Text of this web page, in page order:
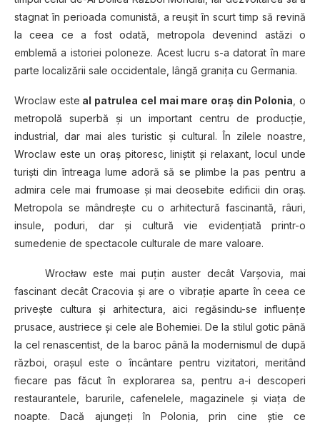
stagnat în perioada comunistă, a reuşit în scurt timp să revină
la ceea ce a fost odată, metropola devenind astăzi o
emblemă a istoriei poloneze. Acest lucru s-a datorat în mare
parte localizării sale occidentale, lângă graniţa cu Germania.
Wroclaw este al patrulea cel mai mare oraş din Polonia , o
metropolă superbă şi un important centru de producţie,
industrial, dar mai ales turistic şi cultural. În zilele noastre,
Wroclaw este un oraş pitoresc, liniştit şi relaxant, locul unde
turişti din întreaga lume adoră să se plimbe la pas pentru a
admira cele mai frumoase şi mai deosebite edificii din oraş.
Metropola se mândreşte cu o arhitectură fascinantă, râuri,
insule, poduri, dar şi cultură vie evidenţiată printr-o
sumedenie de spectacole culturale de mare valoare.
Wrocław este mai puţin auster decât Varşovia, mai
fascinant decât Cracovia şi are o vibraţie aparte în ceea ce
priveşte cultura şi arhitectura, aici regăsindu-se influenţe
prusace, austriece şi cele ale Bohemiei. De la stilul gotic până
la cel renascentist, de la baroc până la modernismul de după
război, oraşul este o încântare pentru vizitatori, meritând
fiecare pas făcut în explorarea sa, pentru a-i descoperi
restaurantele, barurile, cafenelele, magazinele şi viaţa de
noapte. Dacă ajungeţi în Polonia, prin cine ştie ce